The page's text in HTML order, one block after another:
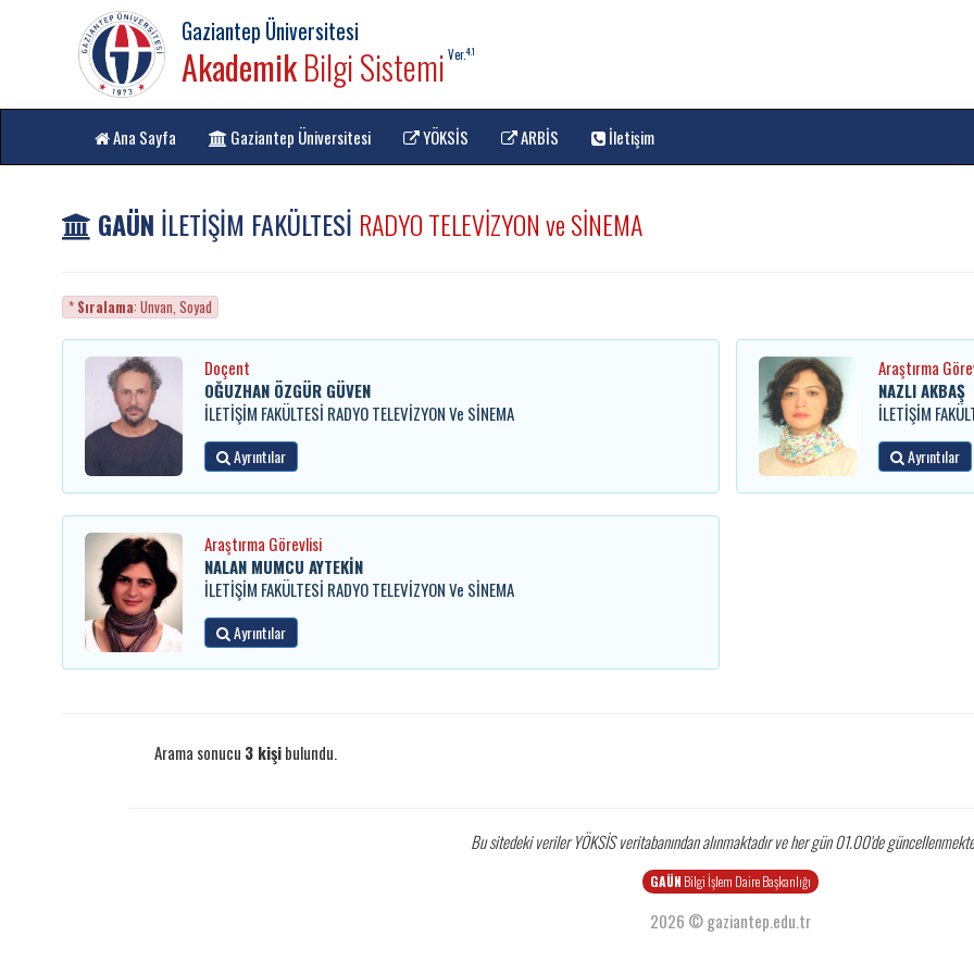
Gaziantep Üniversitesi
AkademikBilgi Sistemi Ver.4.1
Ana Sayfa Gaziantep Üniversitesi YÖKSİS ARBİS İletişim
GAÜN İLETİŞİM FAKÜLTESİ RADYO TELEVİZYON ve SİNEMA
* Sıralama: Unvan, Soyad
Doçent
OĞUZHAN ÖZGÜR GÜVEN
İLETİŞİM FAKÜLTESİ RADYO TELEVİZYON Ve SİNEMA
Ayrıntılar
Araştırma
NAZLI AKBAŞ
İLETİŞİM
Ayrıntılar
Araştırma Görevlisi
NALAN MUMCU AYTEKİN
İLETİŞİM FAKÜLTESİ RADYO TELEVİZYON Ve SİNEMA
Ayrıntılar
Arama sonucu 3 kişibulundu.
Bu sitedeki veriler YÖKSİS veritabanından alınmaktadırve her gün 01.00'de
GAÜN Bilgi İşlem Daire Başkanlığı
2026 © gaziantep.edu.tr